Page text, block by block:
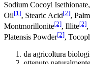
Sodium Cocoyl
Oil[1], Stearic Acid[2],
Montmorillonite[2], Illite[2]
Platensis Powder[2],
da agricoltura